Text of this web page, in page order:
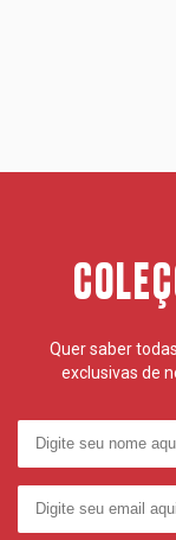
Quer saber
exclusivas de